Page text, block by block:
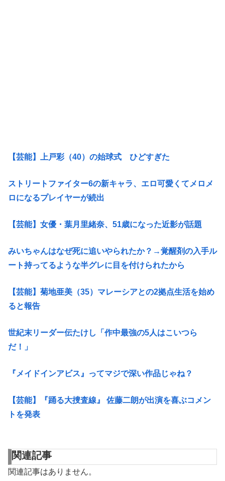
【芸能】上戸彩（40）の始球式 ひどすぎた
ストリートファイター6の新キャラ、エロ可愛くてメロメ
ロになるプレイヤーが続出
【芸能】女優・葉月里緒奈、51歳になった近影が話題
みいちゃんはなぜ死に追いやられたか？→覚醒剤の入手ル
ート持ってるような半グレに目を付けられたから
【芸能】菊地亜美（35）マレーシアとの2拠点生活を始め
ると報告
世紀末リーダー伝たけし「作中最強の5人はこいつら
だ！」
『メイドインアビス』ってマジで深い作品じゃね？
【芸能】『踊る大捜査線』 佐藤二朗が出演を喜ぶコメン
トを発表
関連記事
関連記事はありません。